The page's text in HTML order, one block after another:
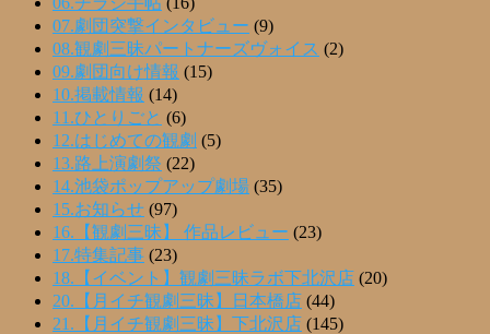
07.劇団突撃インタビュー (9)
08.観劇三昧パートナーズヴォイス (2)
09.劇団向け情報 (15)
10.掲載情報 (14)
11.ひとりごと (6)
12.はじめての観劇 (5)
13.路上演劇祭 (22)
14.池袋ポップアップ劇場 (35)
15.お知らせ (97)
16.【観劇三昧】 作品レビュー (23)
17.特集記事 (23)
18.【イベント】観劇三昧ラボ下北沢店 (20)
20.【月イチ観劇三昧】日本橋店 (44)
21.【月イチ観劇三昧】下北沢店 (145)